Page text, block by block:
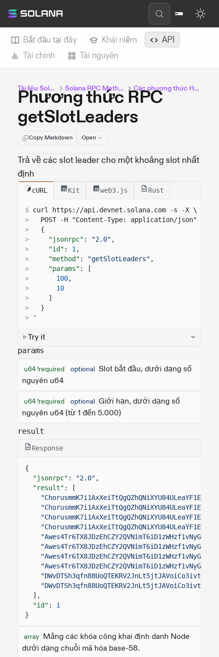
Bắt đầu tại đây Khái niệm
API
Tài chính
Tài nguyên
Tài liệu Solana Solana RPC Methods Các phương thức HTTP
Phương thức RPC
getSlotLeaders
Copy Markdown Open
Trả về các slot leader cho một khoảng slot nhất
định
cURL Kit web3.js Rust
$ curl https://api.devnet.solana.com -s -X \
>
POST -H "Content-Type: application/json" -d
>
{
>
"jsonrpc" : "2.0" ,
>
"id" : 1 ,
>
"method" : "getSlotLeaders" ,
>
"params" : [
>
100,
>
10
>
]
>
}
>
'
Try it
params
u64 !required optional Slot bắt đầu, dưới dạng số
nguyên u64
u64 !required optional Giới hạn, dưới dạng số
nguyên u64 (từ 1 đến 5.000)
result
Response
{
"jsonrpc" : "2.0" ,
"result" : [
],
"id" :
1
}
array Mảng các khóa công khai định danh Node
dưới dạng chuỗi mã hóa base-58.